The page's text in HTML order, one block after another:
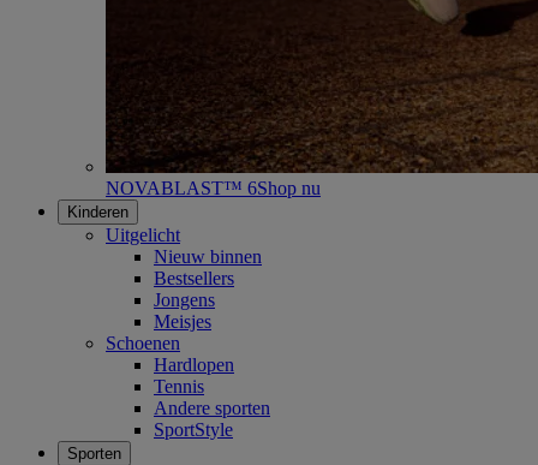
NOVABLAST™ 6Shop nu
Kinderen
Uitgelicht
Nieuw binnen
Bestsellers
Jongens
Meisjes
Schoenen
Hardlopen
Tennis
Andere sporten
SportStyle
Sporten